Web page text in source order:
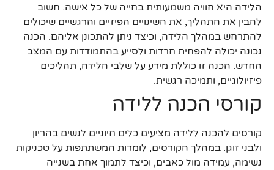
הלידה היא חוויה משמעותית בחייה של כל אישה. חשוב
להבין את התהליך, את השינויים הפיזיים והרגשיים שיכולים
להתרחש במהלך הלידה, וכיצד ניתן להתכונן אליהם. הכנה
נכונה יכולה להפחית חרדות ולסייע בהתמודדות עם המצב
החדש. הכנה זו כוללת מידע על שלבי הלידה, תהליכים
פיזיולוגיים, ותמיכה רגשית.
קורסי הכנה ללידה
קורסים להכנה ללידה מציעים כלים חיוניים לנשים בהריון
ולבני זוגן. במהלך הקורסים, לומדות המשתתפות על טכניקות
נשימה, עמידה מול כאבים, וכיצד לתמוך אחת בשנייה